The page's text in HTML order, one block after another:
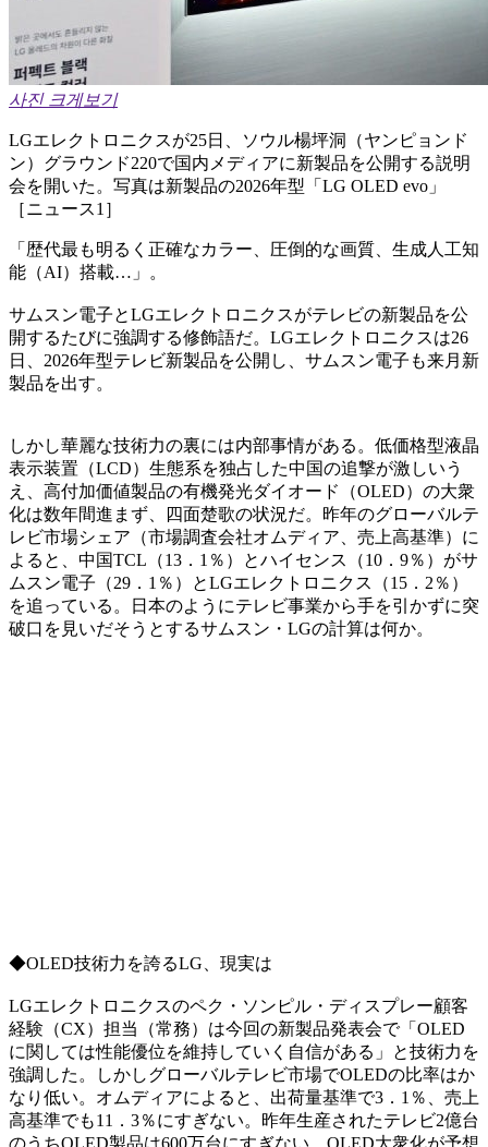
사진 크게보기
LGエレクトロニクスが25日、ソウル楊坪洞（ヤンピョンド
ン）グラウンド220で国内メディアに新製品を公開する説明
会を開いた。写真は新製品の2026年型「LG OLED evo」
［ニュース1］
「歴代最も明るく正確なカラー、圧倒的な画質、生成人工知
能（AI）搭載…」。
サムスン電子とLGエレクトロニクスがテレビの新製品を公
開するたびに強調する修飾語だ。LGエレクトロニクスは26
日、2026年型テレビ新製品を公開し、サムスン電子も来月新
製品を出す。
しかし華麗な技術力の裏には内部事情がある。低価格型液晶
表示装置（LCD）生態系を独占した中国の追撃が激しいう
え、高付加価値製品の有機発光ダイオード（OLED）の大衆
化は数年間進まず、四面楚歌の状況だ。昨年のグローバルテ
レビ市場シェア（市場調査会社オムディア、売上高基準）に
よると、中国TCL（13．1％）とハイセンス（10．9％）がサ
ムスン電子（29．1％）とLGエレクトロニクス（15．2％）
を追っている。日本のようにテレビ事業から手を引かずに突
破口を見いだそうとするサムスン・LGの計算は何か。
◆OLED技術力を誇るLG、現実は
LGエレクトロニクスのペク・ソンピル・ディスプレー顧客
経験（CX）担当（常務）は今回の新製品発表会で「OLED
に関しては性能優位を維持していく自信がある」と技術力を
強調した。しかしグローバルテレビ市場でOLEDの比率はか
なり低い。オムディアによると、出荷量基準で3．1％、売上
高基準でも11．3％にすぎない。昨年生産されたテレビ2億台
のうちOLED製品は600万台にすぎない。OLED大衆化が予想